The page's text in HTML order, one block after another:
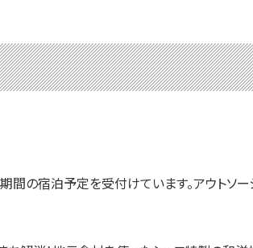
の宿泊予定を受付けています。アウトソ